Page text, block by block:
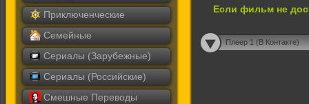
Приключенческие
Семейные
Сериалы (Зарубежные)
Сериалы (Российские)
Смешные Переводы
Если фильм не
Плеер 1 (В Контакте)